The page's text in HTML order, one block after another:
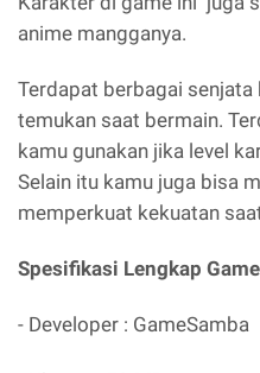
anime mangganya.
Terdapat berbagai senjata
temukan saat bermain.
kamu gunakan jika level
Selain itu kamu juga bisa
memperkuat kekuatan
Spesifikasi Lengkap
- Developer : GameSamba